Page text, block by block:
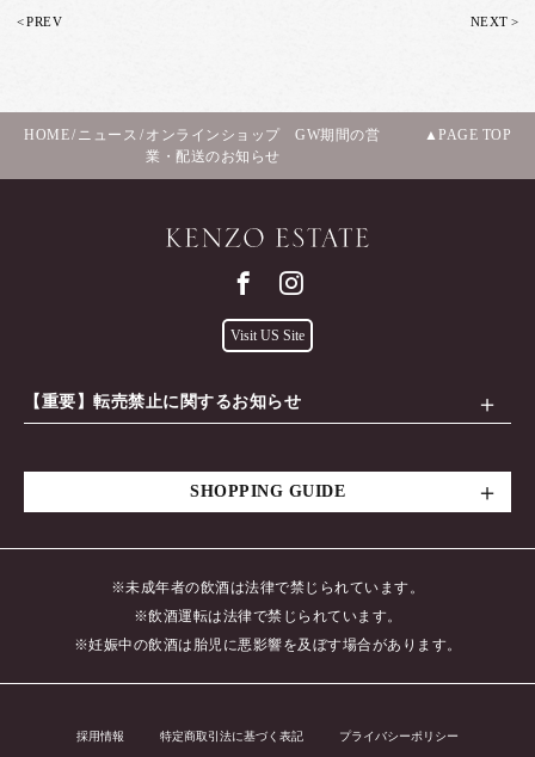
<PREV NEXT >
HOME/ ニュース / オンラインショップ GW期間の営
業・配送のお知らせ
PAGE TOP
Visit US Site
【重要】転売禁止に関するお知らせ
SHOPPING GUIDE
※未成年者の飲酒は法律で禁じられています。
※飲酒運転は法律で禁じられています。
※妊娠中の飲酒は胎児に悪影響を及ぼす場合があります。
採用情報 特定商取引法に基づく表記 プライバシーポリシー